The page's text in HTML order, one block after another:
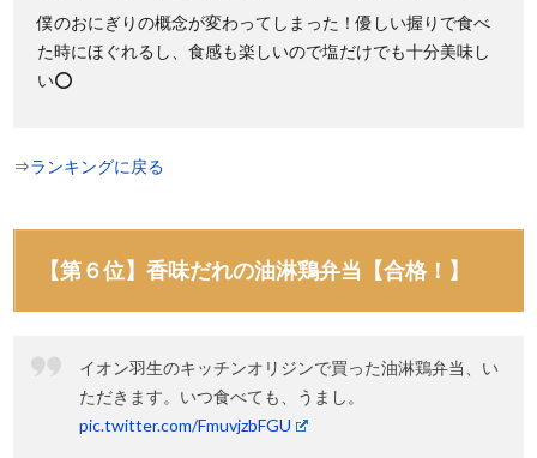
僕のおにぎりの概念が変わってしまった！優しい握りで食べ
た時にほぐれるし、食感も楽しいので塩だけでも十分美味し
い⭕
⇒ランキングに戻る
【第６位】香味だれの油淋鶏弁当【合格！】
イオン羽生のキッチンオリジンで買った油淋鶏弁当、い
ただきます。いつ食べても、うまし。
pic.twitter.com/FmuvjzbFGU